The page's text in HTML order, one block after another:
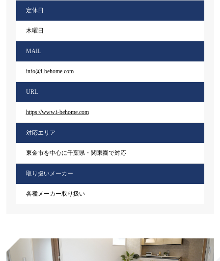
定休日
木曜日
MAIL
info@i-behome.com
URL
https://www.i-behome.com
対応エリア
東金市を中心に千葉県・関東圏で対応
取り扱いメーカー
各種メーカー取り扱い